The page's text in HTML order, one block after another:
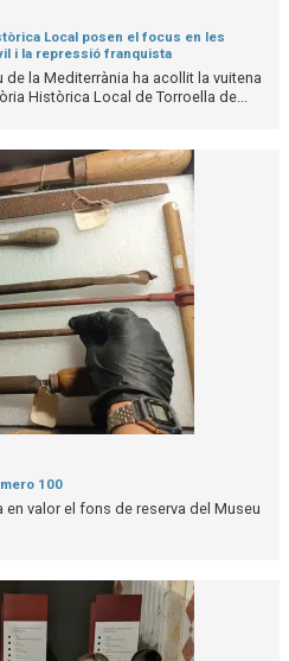
Local posen el focus en les
i la repressió franquista
de la Mediterrània ha acollit la vuitena
Històrica Local de Torroella de...
100
valor el fons de reserva del Museu